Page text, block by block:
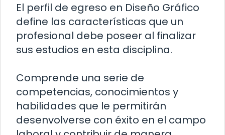
El perfil de egreso en Diseño Gráfico
define las características que un
profesional debe poseer al finalizar
sus estudios en esta disciplina.
Comprende una serie de
competencias, conocimientos y
habilidades que le permitirán
desenvolverse con éxito en el campo